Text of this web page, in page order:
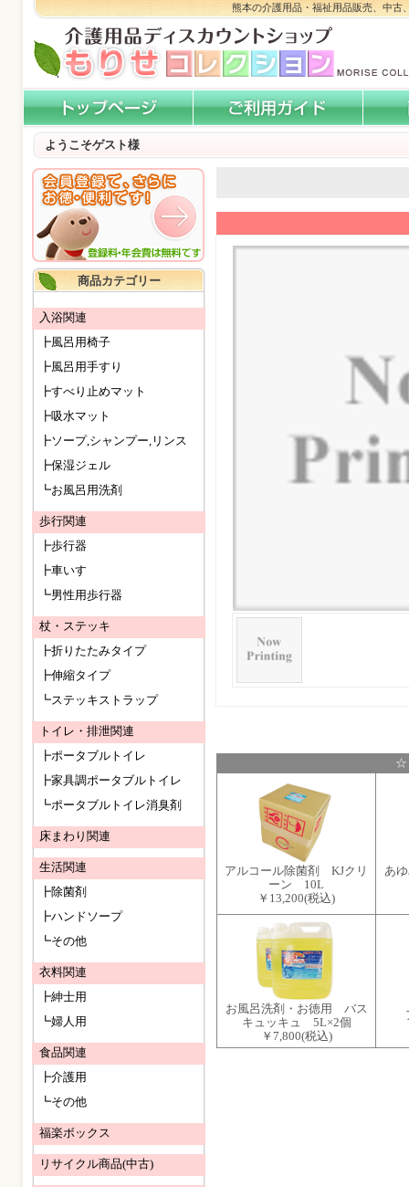
熊本の介護用品・福祉用品販売、中古
ようこそゲスト様
☆
アルコール除菌剤 KJクリ
ーン 10L
￥13,200(税込)
あ
お風呂洗剤・お徳用 バス
キュッキュ 5L×2個
￥7,800(税込)
商品カテゴリー
入浴関連
┣風呂用椅子
┣風呂用手すり
┣すべり止めマット
┣吸水マット
┣ソープ,シャンプー,リンス
┣保湿ジェル
┗お風呂用洗剤
歩行関連
┣歩行器
┣車いす
┗男性用歩行器
杖・ステッキ
┣折りたたみタイプ
┣伸縮タイプ
┗ステッキストラップ
トイレ・排泄関連
┣ポータブルトイレ
┣家具調ポータブルトイレ
┗ポータブルトイレ消臭剤
床まわり関連
生活関連
┣除菌剤
┣ハンドソープ
┗その他
衣料関連
┣紳士用
┗婦人用
食品関連
┣介護用
┗その他
福楽ボックス
リサイクル商品(中古)